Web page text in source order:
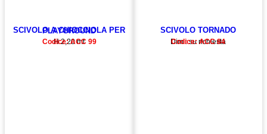
SCIVOLO A CHIOCCIOLA PER PLAYGROUND
H 2,20 mt
Codice: ACC 99
SCIVOLO TORNADO
Dim : su richiesta
Codice: ACC 84